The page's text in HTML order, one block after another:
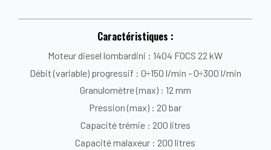
Caractéristiques :
Moteur diesel lombardini : 1404 FOCS 22 kW
Débit (variable) progressif : 0÷150 l/min - 0÷300 l/min
Granulomètre (max) : 12 mm
Pression (max) : 20 bar
Capacité trémie : 200 litres
Capacité malaxeur : 200 litres